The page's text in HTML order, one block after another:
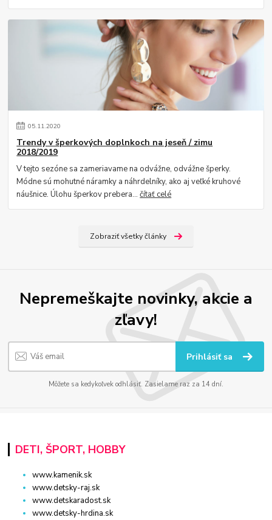
05.11.2020
Trendy v šperkových doplnkoch na jeseň / zimu
2018/2019
V tejto sezóne sa zameriavame na odvážne, odvážne šperky.
Módne sú mohutné náramky a náhrdelníky, ako aj veľké kruhové
náušnice. Úlohu šperkov prebera...čítať celé
Zobraziť všetky články
Nepremeškajte novinky, akcie a
zľavy!
Prihlásiť sa
Môžete sa kedykoľvek odhlásiť. Zasielame raz za 14 dní.
DETI, ŠPORT, HOBBY
www.kamenik.sk
www.detsky-raj.sk
www.detskaradost.sk
www.detsky-hrdina.sk